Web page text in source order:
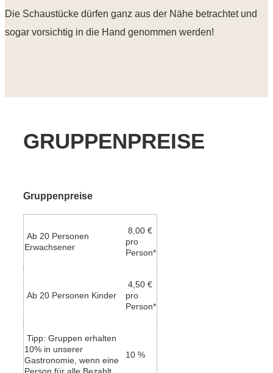
Die Schaustücke dürfen ganz aus der Nähe betrachtet und
sogar vorsichtig in die Hand genommen werden!
GRUPPENPREISE
Gruppenpreise
Ab 20 Personen
Erwachsener
8,00 €
pro
Person*
Ab 20 Personen Kinder
4,50 €
pro
Person*
Tipp: Gruppen erhalten
10% in unserer
Gastronomie, wenn eine
Person für alle Bezahlt
10 %